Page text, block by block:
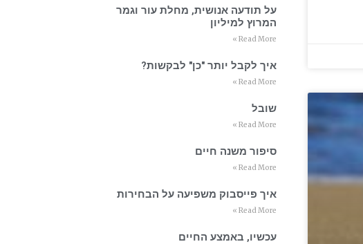
על תודעה אנושית, מחלת עור וגמר
המרוץ למיליון
Read More »
איך לקבל יותר "כן" לבקשות?
Read More »
שובל
Read More »
סיפור משנה חיים
Read More »
איך פייסבוק משפיעה על הבחירות
Read More »
עכשיו, באמצע החיים